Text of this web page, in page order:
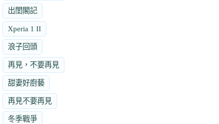
出閨閣記
Xperia 1 II
浪子回頭
再見，不要再見
甜妻好廚藝
再見不要再見
冬季戰爭